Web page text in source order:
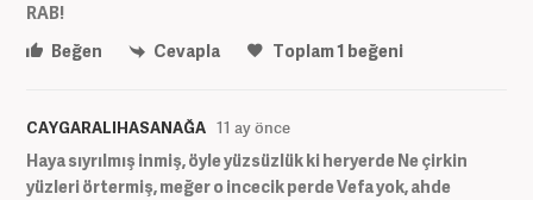
RAB!
Beğen
Cevapla Toplam1 beğeni
CAYGARALIHASANAĞA 11 ay önce
Haya sıyrılmış inmiş, öyle yüzsüzlük ki heryerde Ne çirkin
yüzleri örtermiş, meğer o incecik perde Vefa yok, ahde